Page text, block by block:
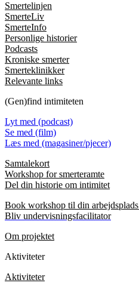
Smertelinjen
SmerteLiv
SmerteInfo
Personlige historier
Podcasts
Kroniske smerter
Smerteklinikker
Relevante links
(Gen)find intimiteten
Lyt med (podcast)
Se med (film)
Læs med (magasiner/pjecer)
Samtalekort
Workshop for smerteramte
Del din historie om intimitet
Book workshop til din arbejdsplads
Bliv undervisningsfacilitator
Om projektet
Aktiviteter
Aktiviteter